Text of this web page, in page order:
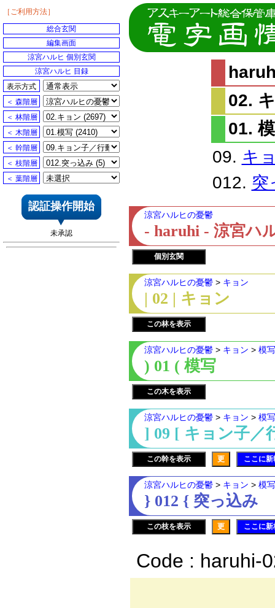
02.
01.
09. キ
012. 突
涼宮ハルヒの憂鬱
- haruhi - 涼宮ハ
個別玄関
涼宮ハルヒの憂鬱 > キョン
| 02 | キョン
この林を表示
涼宮ハルヒの憂鬱 > キョン > 模写
) 01 ( 模写
この木を表示
涼宮ハルヒの憂鬱 > キョン > 模写
] 09 [ キョン子／
この幹を表示 更 ここに
涼宮ハルヒの憂鬱 > キョン > 模写
} 012 { 突っ込み
この枝を表示 更 ここに
Code : haruhi-
［ご利用方法］
総合玄関
編集画面
涼宮ハルヒ 個別玄関
涼宮ハルヒ 目録
表示方式
＜ 森階層
＜ 林階層
＜ 木階層
＜ 幹階層
＜ 枝階層
＜ 葉階層
認証操作開始
未承認